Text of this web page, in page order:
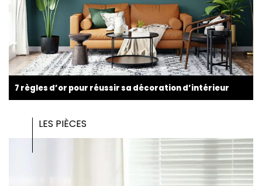
7 règles d’or pour réussir sa décoration d’intérieur
LES PIÈCES